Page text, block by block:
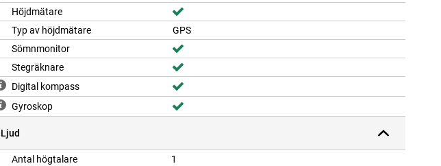
Höjdmätare
Typ av höjdmätare
GPS
Sömnmonitor
Stegräknare
Digital kompass
Gyroskop
Ljud
Antal högtalare 1